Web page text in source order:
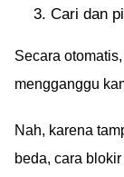
Cari dan
Secara
mengganggu
Nah, karena
beda, cara